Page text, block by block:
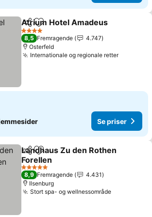
Del Føj til favoritter
Atrium Hotel Amadeus
4 Stjerner
8,5 Fremragende
4.747
Osterfeld
Internationale og regionale retterSe priser
Se priser
Del Føj til favoritter
Landhaus Zu den Rothen
Forellen
Se priser
5 Stjerner
8,9 Fremragende
4.431
Ilsenburg
Stort spa- og wellnessområdeSe priser